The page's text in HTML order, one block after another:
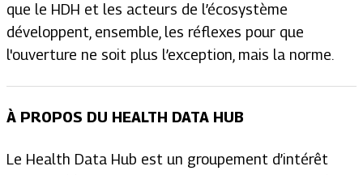
que le HDH et les acteurs de l’écosystème
développent, ensemble, les réflexes pour que
l'ouverture ne soit plus l’exception, mais la norme.
À PROPOS DU HEALTH DATA HUB
Le Health Data Hub est un groupement d’intérêt